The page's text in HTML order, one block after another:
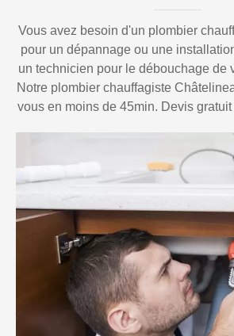
Vous avez besoin d'un plombier
pour un dépannage ou une
un technicien pour le débouchage de
Notre plombier chauffagiste
vous en moins de 45min. Devis